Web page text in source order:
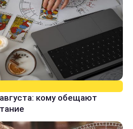
кому обещают